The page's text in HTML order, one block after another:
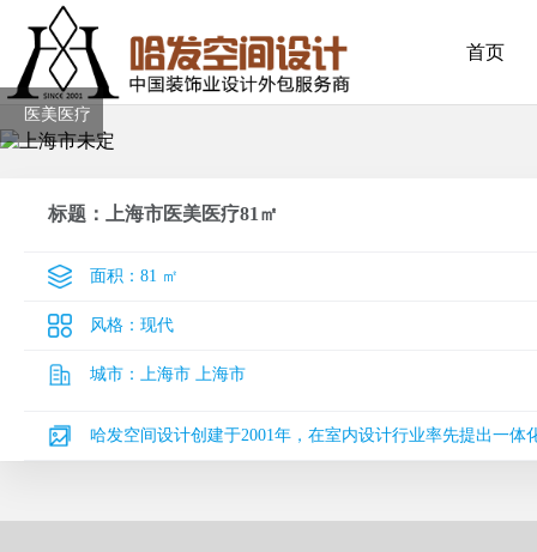
首页
医美医疗
标题：上海市医美医疗81㎡
面积： 81 ㎡
风格： 现代
城市： 上海市 上海市
哈发空间设计创建于2001年，在室内设计行业率先提出一